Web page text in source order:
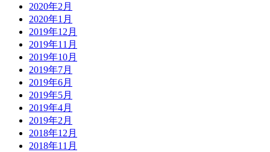
2020年2月
2020年1月
2019年12月
2019年11月
2019年10月
2019年7月
2019年6月
2019年5月
2019年4月
2019年2月
2018年12月
2018年11月